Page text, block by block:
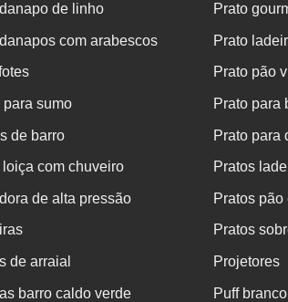
de linho
com arabescos
para sumo
de barro
loiça com chuveiro
de alta pressão
de arraial
barro caldo verde
Prato
Prato
Prato pão
Prato para
Prato para
Pratos
Pratos pão
Pratos
Projetores
Puff branco